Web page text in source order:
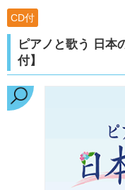
CD付
ピアノと歌う 日本
付】